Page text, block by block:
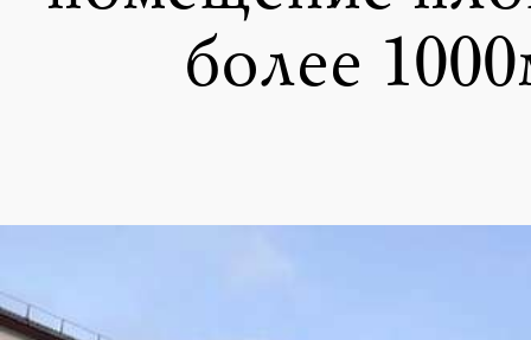
более